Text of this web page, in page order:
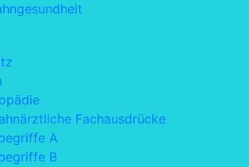
Fachausdrücke
A
B